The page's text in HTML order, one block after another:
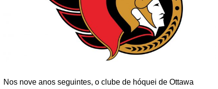
Nos nove anos seguintes, o clube de hóquei de Ottawa